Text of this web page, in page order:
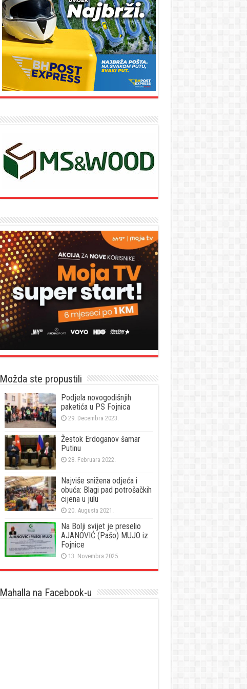
Možda ste propustili
Podjela novogodišnjih
paketića u PS Fojnica
29. Decembra 2023.
Žestok Erdoganov šamar
Putinu
28. Februara 2022.
Najviše snižena odjeća i
obuća: Blagi pad potrošačkih
cijena u julu
20. Augusta 2021.
Na Bolji svijet je preselio
AJANOVIĆ (Pašo) MUJO iz
Fojnice
13. Novembra 2025.
Mahalla na Facebook-u